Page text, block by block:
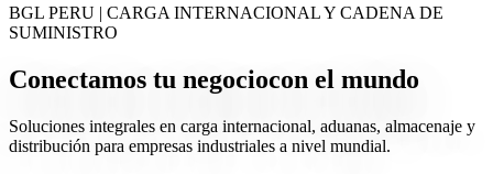
BGL PERU | CARGA INTERNACIONAL Y CADENA DE
SUMINISTRO
Conectamos tu negociocon el mundo
Soluciones integrales en carga internacional, aduanas, almacenaje y
distribución para empresas industriales a nivel mundial.